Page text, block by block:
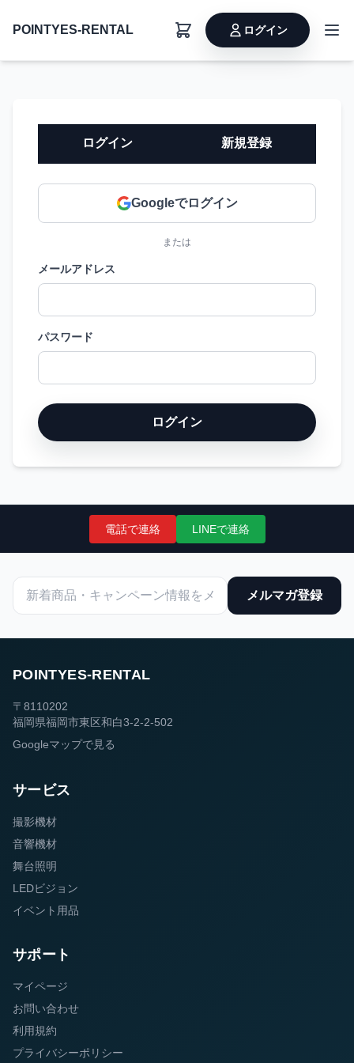
POINTYES-RENTAL ログイン
ログイン 新規登録
Googleでログイン
または
メールアドレス
パスワード
ログイン
電話で連絡 LINEで連絡
メルマガ登録
POINTYES-RENTAL
〒8110202
福岡県福岡市東区和白3-2-2-502
Googleマップで見る
サービス
撮影機材
音響機材
舞台照明
LEDビジョン
イベント用品
サポート
マイページ
お問い合わせ
利用規約
プライバシーポリシー